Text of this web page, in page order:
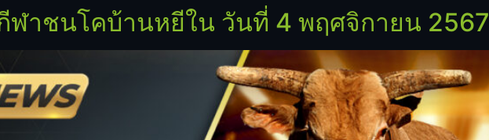
ฬาชนโคบ้านหยีใน วันที่ 4 พฤศจิกายน 2567